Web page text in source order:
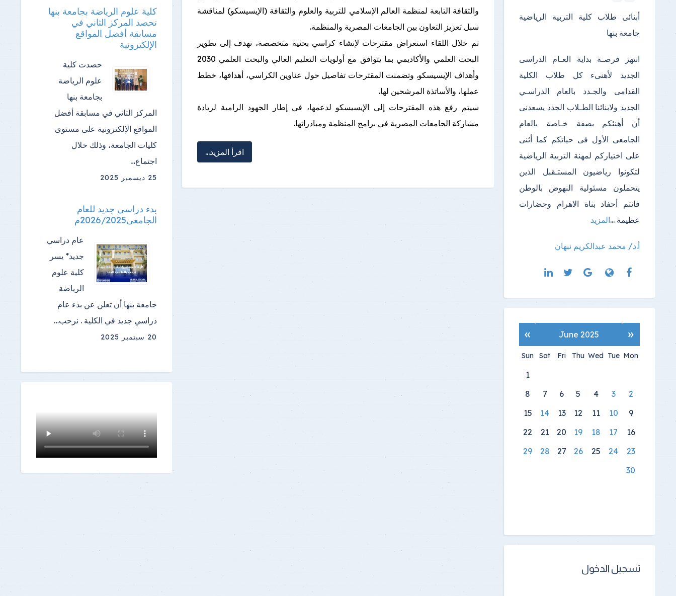
والثقافة التابعة لمنظمة العالم الإسلامي للتربية والعلوم والثقافة (الإيسيسكو) لمناقشة
سبل تعزيز التعاون بين الجامعات المصرية والمنظمة.
تم خلال اللقاء استعراض مقترحات لإنشاء كراسي بحثية متخصصة، تهدف إلى تطوير
البحث العلمي والأكاديمي بما يتوافق مع أولويات التعليم العالي والبحث العلمي 2030
وأهداف الإيسيسكو. وتضمنت المقترحات تفاصيل حول عناوين الكراسي، أهدافها، خطط
عملها، والأساتذة المرشحين لها.
سيتم رفع هذه المقترحات إلى الإيسيسكو لدعمها، في إطار الجهود الرامية لزيادة
مشاركة الجامعات المصرية في برامج المنظمة ومبادراتها.
اقرأ المزيد...
أبنائى طلاب كلية التربية الرياضية
جامعة بنها
انتهز فرصـة بداية العـام الدراسى
الجديد لأهنىء كل طلاب الكلية
القدامى والجـدد بالعام الدراسـي
الجديد ولابنائنا الطـلاب الجدد يسعدنى
أن أهنئكم بصفة خـاصة بالعام
الجامعى الأول فى حياتكم كما أثنى
على اختياركم لمهنة التربية الرياضية
لتكونوا رياضيون المستـقبل الذين
يتحملون مسئولية النهوض بالوطن
فانتم أحفاد بناة الاهرام وحضارات
عظيمة ...المزيد
أ.د/ محمد عبدالكريم نبهان
«
June 2025
»
Mon
Tue
Wed
Thu
Fri
Sat
Sun
1
2
3
4
5
6
7
8
9
10
11
12
13
14
15
16
17
18
19
20
21
22
23
24
25
26
27
28
29
30
تسجيل الدخول
كلية علوم الرياضة بجامعة بنها
تحصد المركز الثاني في
مسابقة أفضل المواقع
الإلكترونية
حصدت كلية
علوم الرياضة
بجامعة بنها
المركز الثاني في مسابقة أفضل
المواقع الإلكترونية على مستوى
كليات الجامعة، وذلك خلال
اجتماع…
25 ديسمبر 2025
بدء دراسي جديد للعام
الجامعى2026/2025م
عام دراسي
جديد* يسر
كلية علوم
الرياضة
جامعة بنها أن تعلن عن بدء عام
دراسي جديد في الكلية . نرحب…
20 سبتمبر 2025